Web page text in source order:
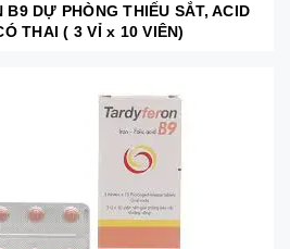
B9 DỰ PHÒNG THIẾU SẮT, ACID
THAI ( 3 VỈ x 10 VIÊN)